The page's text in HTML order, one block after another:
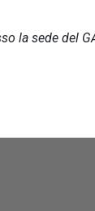
la sede del